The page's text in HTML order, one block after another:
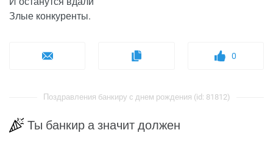
Злые конкуренты.
0
Поздравления банкиру с днем рождения (id: 81812)
Ты банкир а значит должен